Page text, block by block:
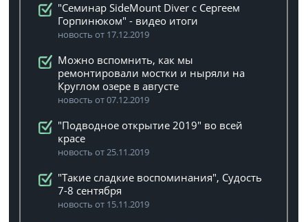
"Семинар SideMount Diver с Сергеем
Горпинюком" - видео итоги
новость от 17.12.2019
Можно вспомнить, как мы
ремонтировали мостки и ныряли на
Круглом озере в августе
новость от 07.12.2019
"Подводное открытие 2019" во всей
красе
новость от 25.11.2019
"Такие сладкие воспоминания", Судость
7-8 сентября
новость от 15.11.2019